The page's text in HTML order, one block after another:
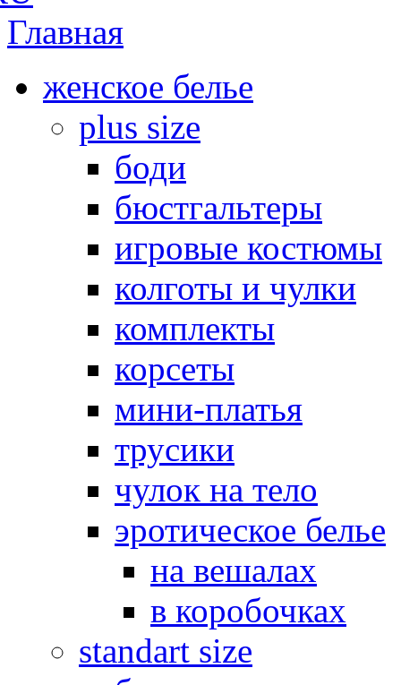
Главная
женское белье
plus size
боди
бюстгальтеры
игровые костюмы
колготы и чулки
комплекты
корсеты
мини-платья
трусики
чулок на тело
эротическое белье
на вешалах
в коробочках
standart size